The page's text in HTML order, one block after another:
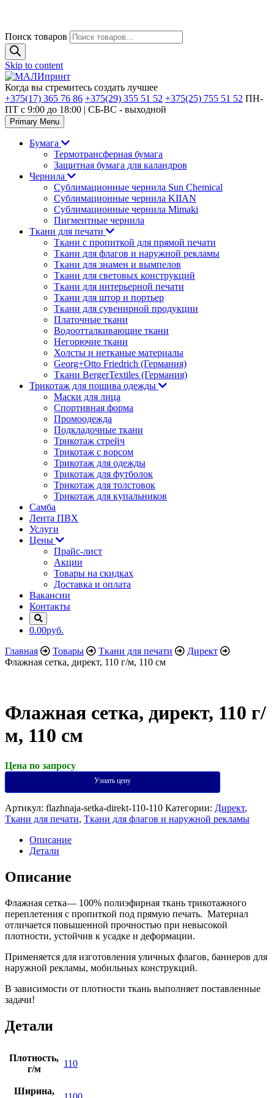
Поиск товаров
Skip to content
Когда вы стремитесь создать лучшее
+375(17) 365 76 86 +375(29) 355 51 52 +375(25) 755 51 52 ПН-
ПТ с 9:00 до 18:00 | CБ-ВС - выходной
Primary Menu
Бумага
Термотрансферная бумага
Защитная бумага для каландров
Чернила
Сублимационные чернила Sun Chemical
Сублимационные чернила KIIAN
Сублимационные чернила Mimaki
Пигментные чернила
Ткани для печати
Ткани с пропиткой для прямой печати
Ткани для флагов и наружной рекламы
Ткани для знамен и вымпелов
Ткани для световых конструкций
Ткани для интерьерной печати
Ткани для штор и портьер
Ткани для сувенирной продукции
Платочные ткани
Водоотталкивающие ткани
Негорючие ткани
Холсты и нетканые материалы
Georg+Otto Friedrich (Германия)
Ткани BergerTextiles (Германия)
Трикотаж для пошива одежды
Маски для лица
Спортивная форма
Промоодежда
Подкладочные ткани
Трикотаж стрейч
Трикотаж с ворсом
Трикотаж для одежды
Трикотаж для футболок
Трикотаж для толстовок
Трикотаж для купальников
Самба
Лента ПВХ
Услуги
Цены
Прайс-лист
Акции
Товары на скидках
Доставка и оплата
Вакансии
Контакты
0.00руб.
Главная
Товары Ткани для печати
Директ
Флажная сетка, директ, 110 г/м, 110 см
Флажная сетка, директ, 110 г/
м, 110 см
Цена по запросу
Узнать цену
Артикул: flazhnaja-setka-direkt-110-110 Категории: Директ,
Ткани для печати, Ткани для флагов и наружной рекламы
Описание
Детали
Описание
Флажная сетка— 100% полиэфирная ткань трикотажного
переплетения с пропиткой под прямую печать. Материал
отличается повышенной прочностью при невысокой
плотности, устойчив к усадке и деформации.
Применяется для изготовления уличных флагов, баннеров для
наружной рекламы, мобильных конструкций.
В зависимости от плотности ткань выполняет поставленные
задачи!
Детали
Плотность,
г/м
110
Ширина,